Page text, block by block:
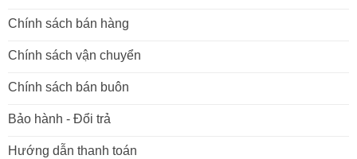
Chính sách bán hàng
Chính sách vận chuyển
Chính sách bán buôn
Bảo hành - Đổi trả
Hướng dẫn thanh toán